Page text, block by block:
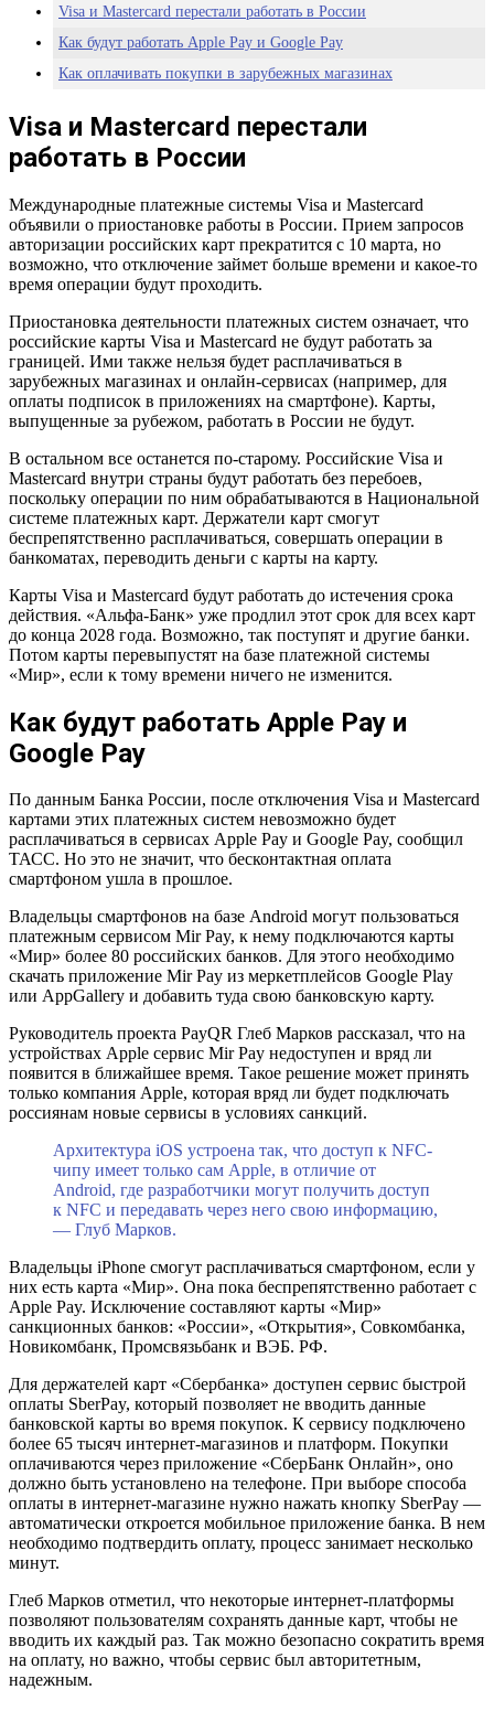
Visa и Mastercard перестали работать в России
Как будут работать Apple Pay и Google Pay
Как оплачивать покупки в зарубежных магазинах
Visa и Mastercard перестали
работать в России
Международные платежные системы Visa и Mastercard
объявили о приостановке работы в России. Прием запросов
авторизации российских карт прекратится с 10 марта, но
возможно, что отключение займет больше времени и какое-то
время операции будут проходить.
Приостановка деятельности платежных систем означает, что
российские карты Visa и Mastercard не будут работать за
границей. Ими также нельзя будет расплачиваться в
зарубежных магазинах и онлайн-сервисах (например, для
оплаты подписок в приложениях на смартфоне). Карты,
выпущенные за рубежом, работать в России не будут.
В остальном все останется по-старому. Российские Visa и
Mastercard внутри страны будут работать без перебоев,
поскольку операции по ним обрабатываются в Национальной
системе платежных карт. Держатели карт смогут
беспрепятственно расплачиваться, совершать операции в
банкоматах, переводить деньги с карты на карту.
Карты Visa и Mastercard будут работать до истечения срока
действия. «Альфа-Банк» уже продлил этот срок для всех карт
до конца 2028 года. Возможно, так поступят и другие банки.
Потом карты перевыпустят на базе платежной системы
«Мир», если к тому времени ничего не изменится.
Как будут работать Apple Pay и
Google Pay
По данным Банка России, после отключения Visa и Mastercard
картами этих платежных систем невозможно будет
расплачиваться в сервисах Apple Pay и Google Pay, сообщил
ТАСС. Но это не значит, что бесконтактная оплата
смартфоном ушла в прошлое.
Владельцы смартфонов на базе Android могут пользоваться
платежным сервисом Mir Pay, к нему подключаются карты
«Мир» более 80 российских банков. Для этого необходимо
скачать приложение Mir Pay из меркетплейсов Google Play
или AppGallery и добавить туда свою банковскую карту.
Руководитель проекта PayQR Глеб Марков рассказал, что на
устройствах Apple сервис Mir Pay недоступен и вряд ли
появится в ближайшее время. Такое решение может принять
только компания Apple, которая вряд ли будет подключать
россиянам новые сервисы в условиях санкций.
Архитектура iOS устроена так, что доступ к NFC-
чипу имеет только сам Apple, в отличие от
Android, где разработчики могут получить доступ
к NFC и передавать через него свою информацию,
— Глуб Марков.
Владельцы iPhone смогут расплачиваться смартфоном, если у
них есть карта «Мир». Она пока беспрепятственно работает с
Apple Pay. Исключение составляют карты «Мир»
санкционных банков: «России», «Открытия», Совкомбанка,
Новикомбанк, Промсвязьбанк и ВЭБ. РФ.
Для держателей карт «Сбербанка» доступен сервис быстрой
оплаты SberPay, который позволяет не вводить данные
банковской карты во время покупок. К сервису подключено
более 65 тысяч интернет-магазинов и платформ. Покупки
оплачиваются через приложение «СберБанк Онлайн», оно
должно быть установлено на телефоне. При выборе способа
оплаты в интернет-магазине нужно нажать кнопку SberPay —
автоматически откроется мобильное приложение банка. В нем
необходимо подтвердить оплату, процесс занимает несколько
минут.
Глеб Марков отметил, что некоторые интернет-платформы
позволяют пользователям сохранять данные карт, чтобы не
вводить их каждый раз. Так можно безопасно сократить время
на оплату, но важно, чтобы сервис был авторитетным,
надежным.